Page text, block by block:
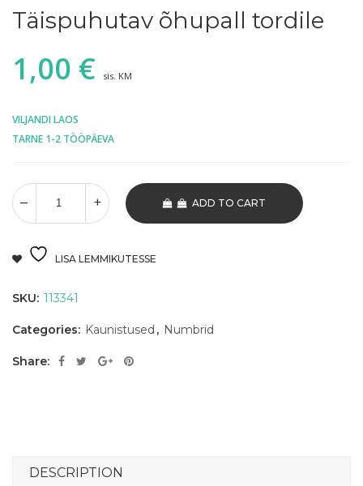
Täispuhutav õhupall tordile
1,00 € sis. KM
VILJANDI LAOS
TARNE 1-2 TÖÖPÄEVA
ADD TO CART
LISA LEMMIKUTESSE
SKU: 113341
Categories: Kaunistused , Numbrid
Share:
DESCRIPTION